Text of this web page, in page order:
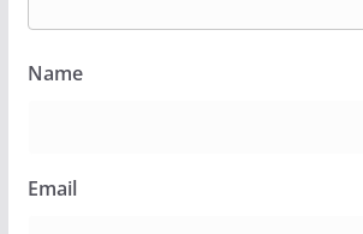
Name
Email